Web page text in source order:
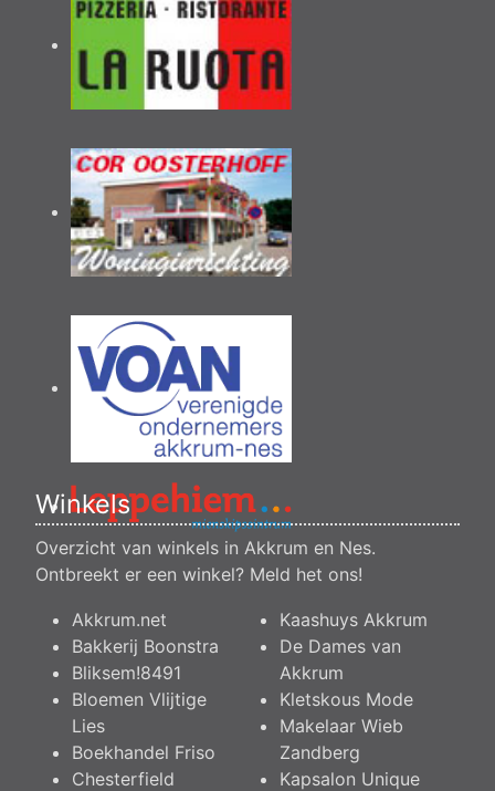
Winkels
Overzicht van winkels in Akkrum en Nes.
Ontbreekt er een winkel? Meld het ons!
Akkrum.net
Bakkerij Boonstra
Bliksem!8491
Bloemen Vlijtige
Lies
Boekhandel Friso
Chesterfield
Kaashuys Akkrum
De Dames van
Akkrum
Kletskous Mode
Makelaar Wieb
Zandberg
Kapsalon Unique